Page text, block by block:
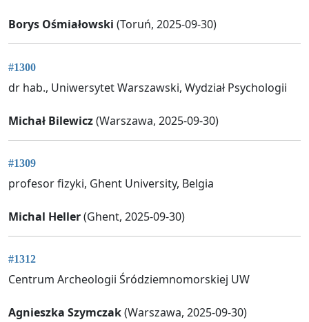
Borys Ośmiałowski (Toruń, 2025-09-30)
#1300
dr hab., Uniwersytet Warszawski, Wydział Psychologii
Michał Bilewicz(Warszawa, 2025-09-30)
#1309
profesor fizyki, Ghent University, Belgia
Michal Heller(Ghent, 2025-09-30)
#1312
Centrum Archeologii Śródziemnomorskiej UW
Agnieszka Szymczak(Warszawa, 2025-09-30)